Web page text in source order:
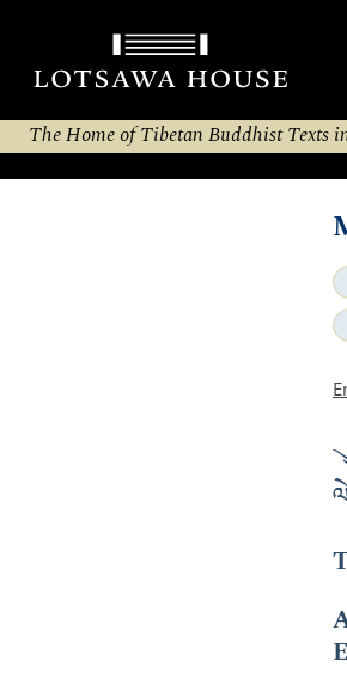
The Home of Tibetan Buddhist Texts